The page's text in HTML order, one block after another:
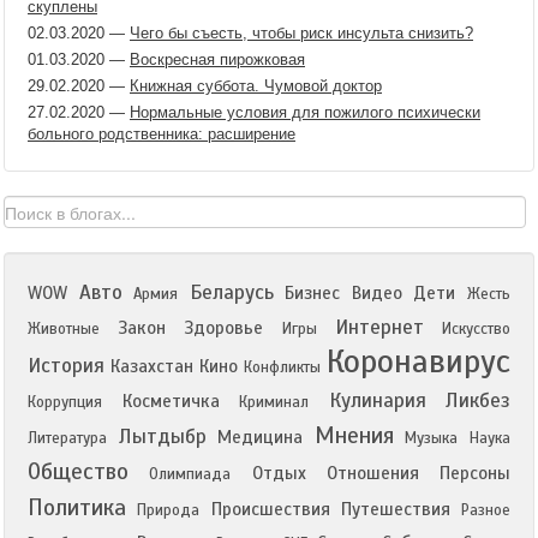
скуплены
02.03.2020 — Чего бы съесть, чтобы риск инсульта снизить?
01.03.2020 — Воскресная пирожковая
29.02.2020 — Книжная суббота. Чумовой доктор
27.02.2020 — Нормальные условия для пожилого психически
больного родственника: расширение
WOW Авто Армия Беларусь Бизнес Видео Дети
Жесть
Животные
Закон Здоровье Игры Интернет Искусство
История Казахстан Кино Конфликты Коронавирус
Коррупция Косметичка Криминал Кулинария Ликбез
Литература Лытдыбр Медицина Мнения Музыка Наука
Общество Олимпиада Отдых Отношения Персоны
Политика Природа Происшествия Путешествия
Разное